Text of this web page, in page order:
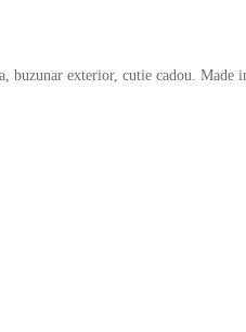
buzunar exterior, cutie cadou. Made